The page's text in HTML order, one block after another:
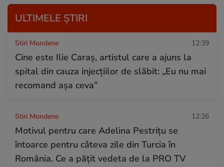
ULTIMELE ȘTIRI
Stiri Mondene 12:39
Cine este Ilie Caraș, artistul care a ajuns la
spital din cauza injecțiilor de slăbit: „Eu nu mai
recomand așa ceva”
Stiri Mondene 12:26
Motivul pentru care Adelina Pestrițu se
întoarce pentru câteva zile din Turcia în
România. Ce a pățit vedeta de la PRO TV